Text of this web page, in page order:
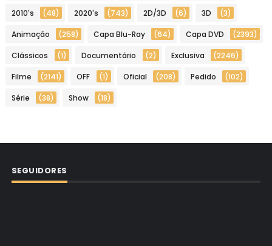
2010's (48) 2020's (743) 2D/3D (6) 3D (3)
Animação (258) Capa Blu-Ray (64) Capa DVD (2393)
Clássicos (1) Documentário (2) Exclusiva (2246)
Filme (2141) OFF (1) Oficial (208) Pedido (102)
Série (38) Show (18)
SEGUIDORES